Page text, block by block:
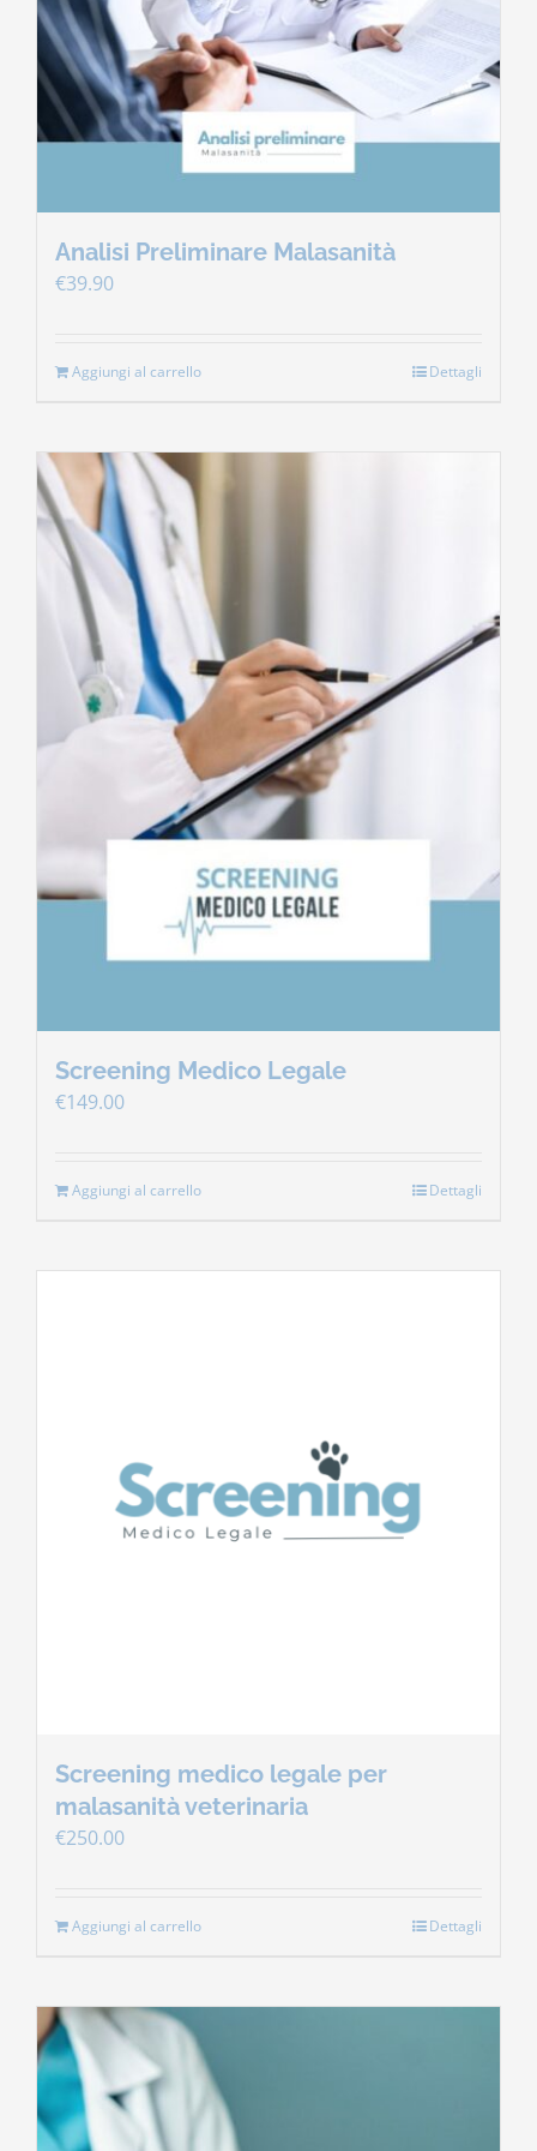
Contatti
Carrello
Analisi Preliminare Malasanità
€39.90
Aggiungi al carrello Dettagli
Screening Medico Legale
€149.00
Aggiungi al carrello Dettagli
Screening medico legale per
malasanità veterinaria
€250.00
Aggiungi al carrello Dettagli